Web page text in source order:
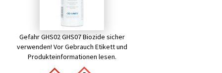
Gefahr GHS02 GHS07 Biozide sicher
verwenden! Vor Gebrauch Etikett und
Produkteinformationen lesen.